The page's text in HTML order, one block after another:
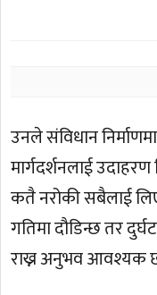
उनले संविधान
मार्गदर्शनलाई
कतै नरोकी सबैलाई
गतिमा दौडिन्छ तर
राख्न अनुभव आवश्यक